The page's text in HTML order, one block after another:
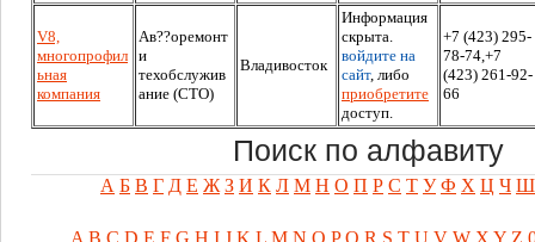
V8,
многопрофил
ьная
компания
Ав??оремонт
и
техобслужив
ание (СТО)
Владивосток
Информация
скрыта.
войдите на
сайт, либо
приобретите
доступ.
+7 (423) 295-
78-74,+7
(423) 261-92-
66
Поиск по алфавиту
А Б В Г Д Е Ж З И К Л М Н О П Р С Т У Ф Х Ц Ч Ш
A B C D E F G H I J K L M N O P Q R S T U V W X Y Z